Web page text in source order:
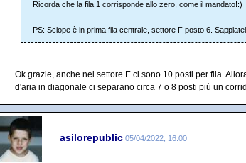
Ricorda che la fila 1 corrisponde allo zero, come il mandato!:)
PS: Sciope è in prima fila centrale, settore F posto 6.
Ok grazie, anche nel settore E ci sono 10 posti per fila.
d'aria in diagonale ci separano circa 7 o 8 posti più un
asilorepublic 05/04/2022, 16:00